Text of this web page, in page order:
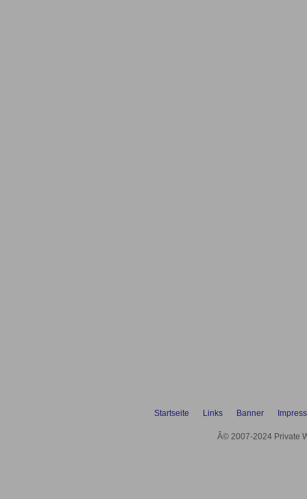
Startseite Links Banner
Â© 2007-2024 Private